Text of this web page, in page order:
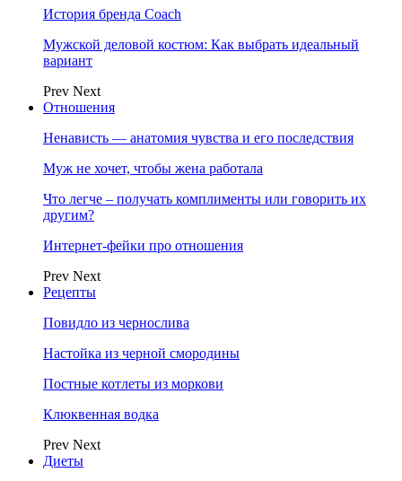
История бренда Coach
Мужской деловой костюм: Как выбрать идеальный
вариант
Prev Next
Отношения
Ненависть — анатомия чувства и его последствия
Муж не хочет, чтобы жена работала
Что легче – получать комплименты или говорить их
другим?
Интернет-фейки про отношения
Prev Next
Рецепты
Повидло из чернослива
Настойка из черной смородины
Постные котлеты из моркови
Клюквенная водка
Prev Next
Диеты